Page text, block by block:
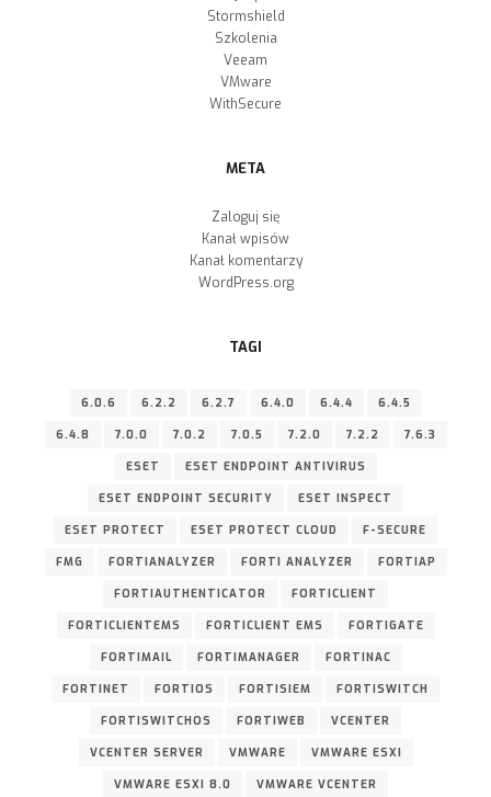
Stormshield
Szkolenia
Veeam
VMware
WithSecure
META
Zaloguj się
Kanał wpisów
Kanał komentarzy
WordPress.org
TAGI
6.0.6 6.2.2 6.2.7 6.4.0 6.4.4 6.4.5
6.4.8 7.0.0 7.0.2 7.0.5 7.2.0 7.2.2 7.6.3
ESET ESET ENDPOINT ANTIVIRUS
ESET ENDPOINT SECURITY ESET INSPECT
ESET PROTECT ESET PROTECT CLOUD F-SECURE
FMG FORTIANALYZER FORTI ANALYZER FORTIAP
FORTIAUTHENTICATOR FORTICLIENT
FORTICLIENTEMS FORTICLIENT EMS FORTIGATE
FORTIMAIL FORTIMANAGER FORTINAC
FORTINET FORTIOS FORTISIEM FORTISWITCH
FORTISWITCHOS FORTIWEB VCENTER
VCENTER SERVER VMWARE VMWARE ESXI
VMWARE ESXI 8.0 VMWARE VCENTER